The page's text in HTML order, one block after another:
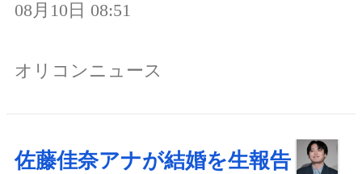
08月10日 08:51
オリコンニュース
佐藤佳奈アナが結婚を生報告